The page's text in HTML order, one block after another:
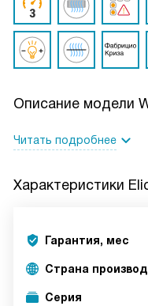
Описание модели
Читать подробнее
Характеристики
Гарантия, мес
Страна
Серия